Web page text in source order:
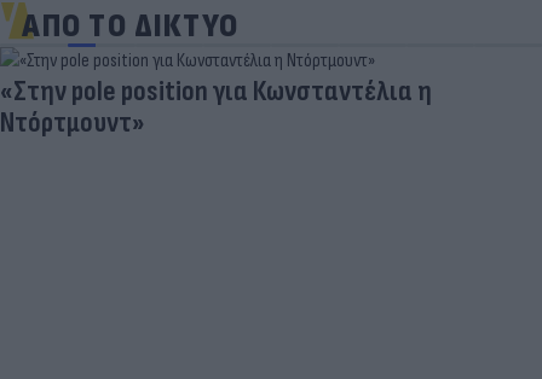
ΑΠΟ ΤΟ ΔΙΚΤΥΟ
«Στην pole position για Κωνσταντέλια η
Ντόρτμουντ»